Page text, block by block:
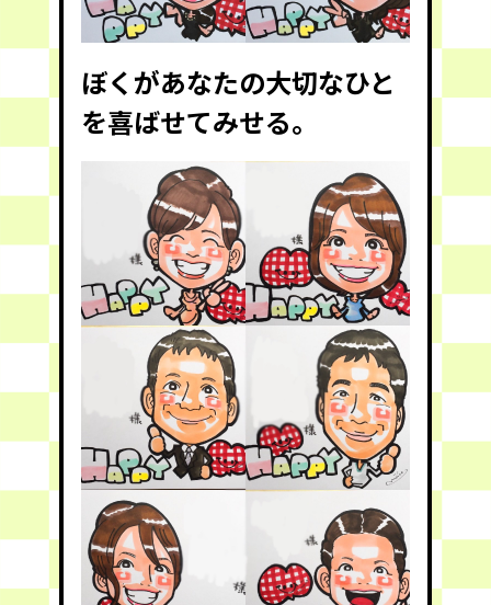
ぼくがあなたの大切なひと
を喜ばせてみせる。